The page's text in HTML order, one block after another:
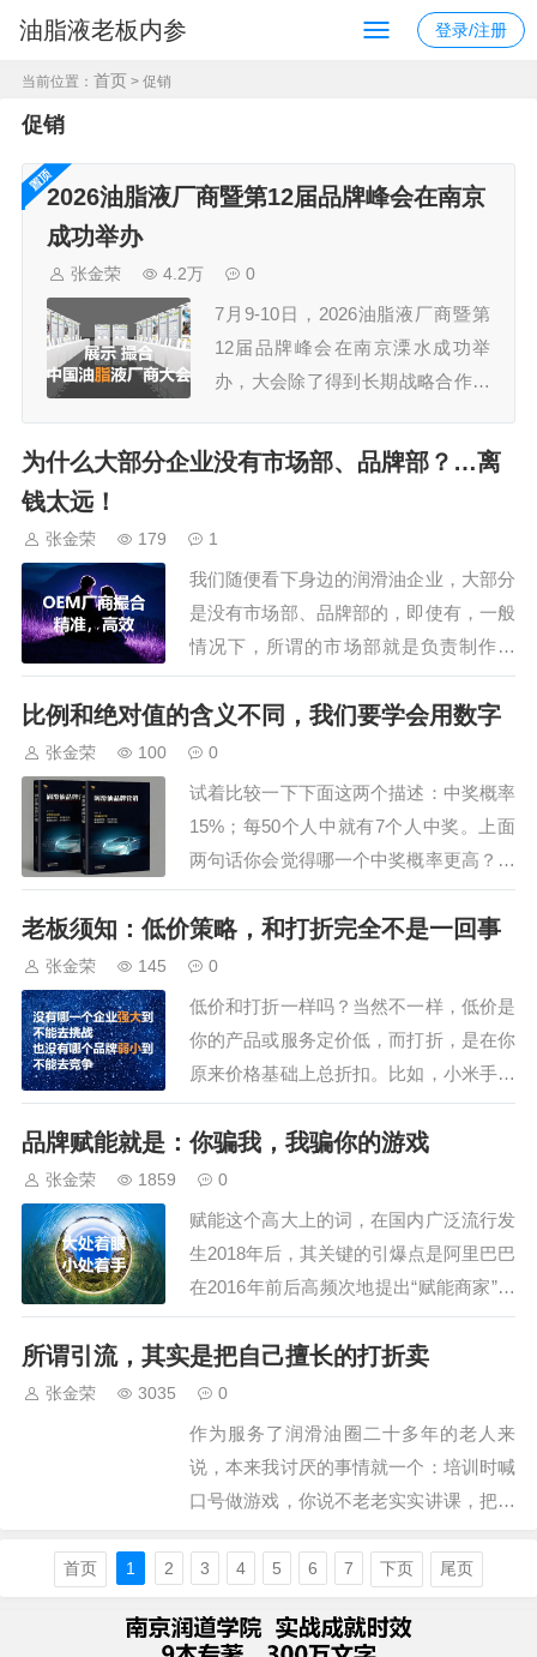
油脂液老板内参 登录/注册
当前位置： 首页 > 促销
促销
2026油脂液厂商暨第12届品牌峰会在南京
成功举办
张金荣 4.2万 0
7月9-10日，2026油脂液厂商暨第
12届品牌峰会在南京溧水成功举
办，大会除了得到长期战略合作伙
司、江苏汤姆智能装备有限公司的
会还安排了参观车油尿素液领导品
牌，占地195亩的可兰素工厂，特
种润滑脂企业，占…
为什么大部分企业没有市场部、品牌部？…离
钱太远！
张金荣 179 1
我们随便看下身边的润滑油企业，大部分
是没有市场部、品牌部的，即使有，一般
情况下，所谓的市场部就是负责制作礼
品、门头、赠品的，至于品牌部，能有一
个设计就不错了。而壳多美这些大牌，一
般大都有市场部，但设立品牌部的有很
少，为什么会这样？原因很多，但核心就
是市场部也好，品牌部也罢，离钱太远。
市场部、品牌部或…
比例和绝对值的含义不同，我们要学会用数字
张金荣 100 0
试着比较一下下面这两个描述：中奖概率
15%；每50个人中就有7个人中奖。上面
两句话你会觉得哪一个中奖概率更高？大
部分人认为是第二句，事实上，第二句话
中的中奖概率只有14%，比第一句低。如
果你觉得是你来不及计算，那再比较一下
下面两句：中奖概率7%；每100个人中，
就有7人中奖。这两句话所表达的意思其
实…
老板须知：低价策略，和打折完全不是一回事
张金荣 145 0
低价和打折一样吗？当然不一样，低价是
你的产品或服务定价低，而打折，是在你
原来价格基础上总折扣。比如，小米手机
定价1999，你的手机定价1399，但打折
后是999，虽然你的手机价格更低，但对
用户来说，却完全不同，看小米和摩托罗
拉的市场表现，就知道，低价和打折是完
全不同的市场操作。市场上，有走高价路
线成…
品牌赋能就是：你骗我，我骗你的游戏
张金荣 1859 0
赋能这个高大上的词，在国内广泛流行发
生2018年后，其关键的引爆点是阿里巴巴
在2016年前后高频次地提出“赋能商家”、
“赋能中小企业”的战略，将这一管理学术
语带入了公众视野，我们润滑油圈则是在
口罩管控后，面对越发艰难的市场开拓，
也把赋能当作救命稻草。赋能，就是给谁
赋予某种能量，通俗来讲就是，你觉得
你…
所谓引流，其实是把自己擅长的打折卖
张金荣 3035 0
作为服务了润滑油圈二十多年的老人来
说，本来我讨厌的事情就一个：培训时喊
口号做游戏，你说不老老实实讲课，把看
板们站起来含口号，还做那么幼稚的游
老板也可怜，本来有模有样的算高人物，
首页 1 2 3 4 5 6 7 下页 尾页